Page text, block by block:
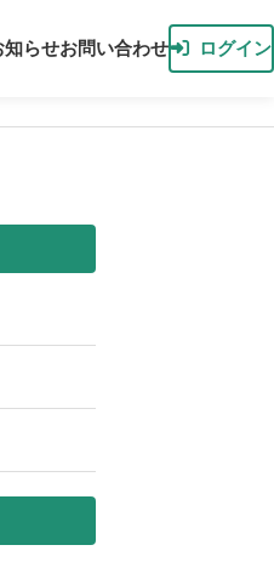
知らせお問い合わせ ログイン